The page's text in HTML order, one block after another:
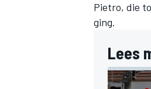
Pietro, die
ging.
Lees